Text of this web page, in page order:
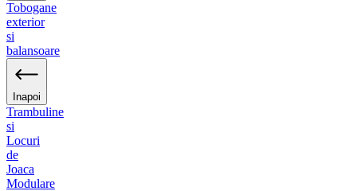
Tobogane
exterior
si
balansoare
Inapoi
Trambuline
si
Locuri
de
Joaca
Modulare